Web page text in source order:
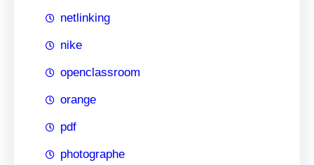
netlinking
nike
openclassroom
orange
pdf
photographe